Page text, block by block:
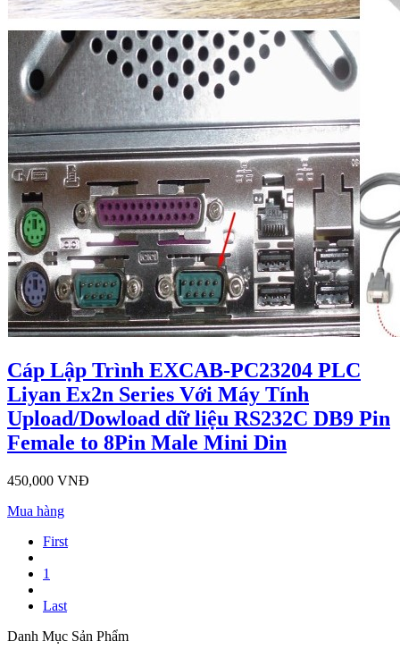
Cáp Lập Trình EXCAB-PC23204 PLC
Liyan Ex2n Series Với Máy Tính
Upload/Dowload dữ liệu RS232C DB9 Pin
Female to 8Pin Male Mini Din
450,000 VNĐ
Mua hàng
First
1
Last
Danh Mục Sản Phẩm